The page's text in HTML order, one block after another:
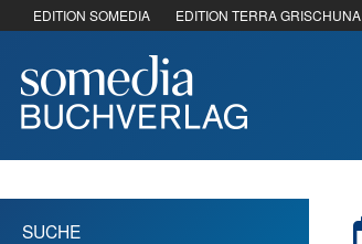
EDITION SOMEDIA EDITION TERRA GRISCHUNA
SUCHE